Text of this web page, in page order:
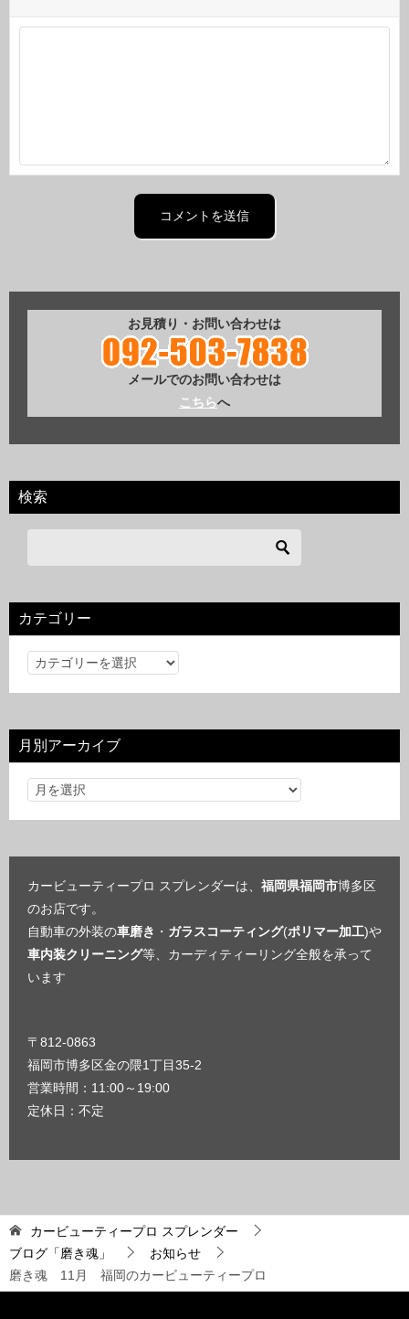
お見積り・お問い合わせは
メールでのお問い合わせは
こちらへ
検索
カテゴリー
カ
リ
ー
月別アーカイブ
カービューティープロ スプレンダーは、 福岡県福岡市博多区
のお店です。
自動車の外装の車磨き ・ ガラスコーティング(ポリマー加工)や
車内装クリーニング等、カーディティーリング全般を承って
います
〒812-0863
福岡市博多区金の隈1丁目35-2
営業時間：11:00～19:00
定休日：不定
カービューティープロ スプレンダー
ブログ「磨き魂」
お知らせ
磨き魂 11月 福岡のカービューティープロ